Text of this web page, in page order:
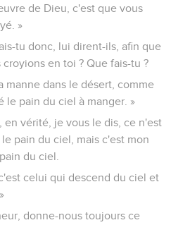
de Dieu, c'est que vous
»
tu donc, lui dirent-ils, afin que
en toi ? Que fais-tu ?
manne dans le désert, comme
le pain du ciel à manger. »
en vérité, je vous le dis, ce n'est
pain du ciel, mais c'est mon
du ciel.
celui qui descend du ciel et
donne-nous toujours ce